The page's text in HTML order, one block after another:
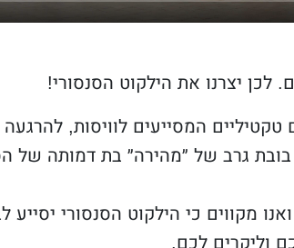
לכן יצרנו את הילקוט הסנסורי!
המסייעים לוויסות, להרגעה
גרב של ״מהירה״ בת דמותה של
ואנו מקווים כי הילקוט הסנסורי
וליקרים לכם.